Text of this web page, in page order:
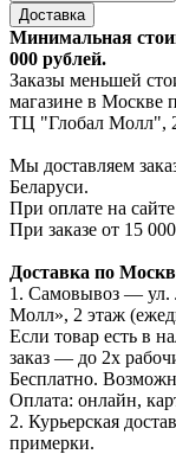
Доставка
Минимальная
000 рублей.
Заказы меньшей
магазине в Москве
ТЦ "Глобал Молл",
Мы доставляем
Беларуси.
При оплате на
При заказе от 15
Доставка по
1. Самовывоз — ул.
Молл», 2 этаж
Если товар есть в
заказ — до 2х
Бесплатно.
Оплата: онлайн,
2. Курьерская
примерки.